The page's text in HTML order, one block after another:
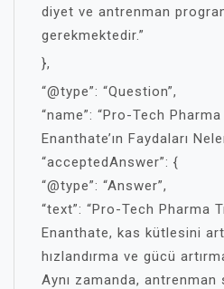
diyet ve antrenman
gerekmektedir.”
},
“@type”: “Question”,
“name”: “Pro-Tech
Enanthate’ın Faydaları
“acceptedAnswer”: {
“@type”: “Answer”,
“text”: “Pro-Tech Pharma
Enanthate, kas kütlesini
hızlandırma ve gücü
Aynı zamanda, antrenman